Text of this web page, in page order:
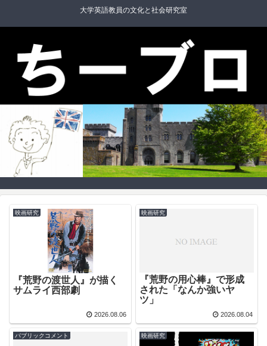
大学英語教員の文化と社会研究室
映画研究
『荒野の渡世人』が描く
サムライ西部劇
2026.08.06
映画研究
『荒野の用心棒』で形成
された「なんか強いヤ
ツ」
2026.08.04
パブリックコメント 映画研究